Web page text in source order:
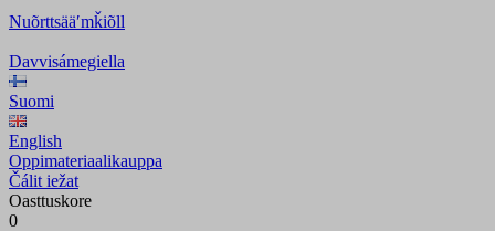
Nuõrttsääʹmǩiõll
Davvisámegiella
Suomi
English
Oppimateriaalikauppa
Čálit iežat
Oasttuskore
0